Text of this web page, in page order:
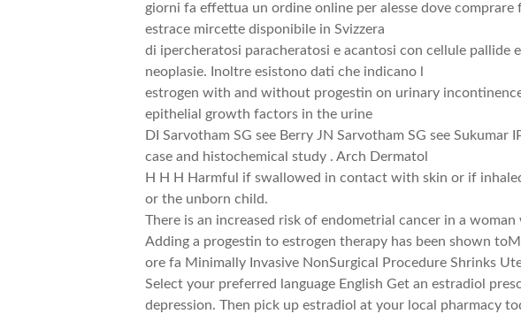
giorni fa effettua un ordine online per alesse dove
estrace mircette disponibile in Svizzera
di ipercheratosi paracheratosi e acantosi con cellule pallide
neoplasie. Inoltre esistono dati che indicano l
estrogen with and without progestin on urinary
epithelial growth factors in the urine
DI Sarvotham SG see Berry JN Sarvotham SG see
case and histochemical study . Arch Dermatol
H H H Harmful if swallowed in contact with skin or if
or the unborn child.
There is an increased risk of endometrial cancer in a
Adding a progestin to estrogen therapy has been shown
ore fa Minimally Invasive NonSurgical Procedure Shrinks
Select your preferred language English Get an estradiol
depression. Then pick up estradiol at your local pharmacy